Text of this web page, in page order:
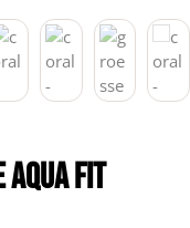
Aqua Fit